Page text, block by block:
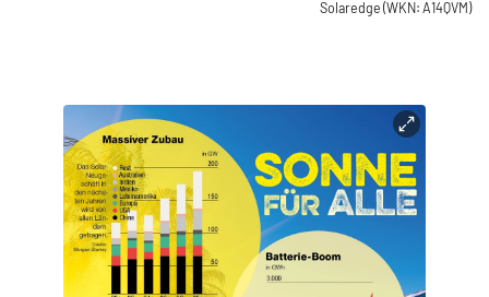
Solaredge (WKN: A14QVM)